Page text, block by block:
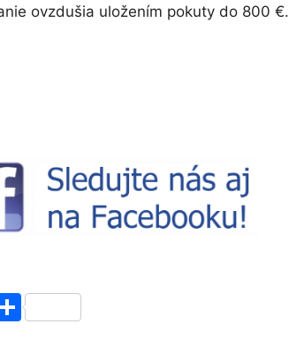
ovzdušia uložením pokuty do 800 €.
S